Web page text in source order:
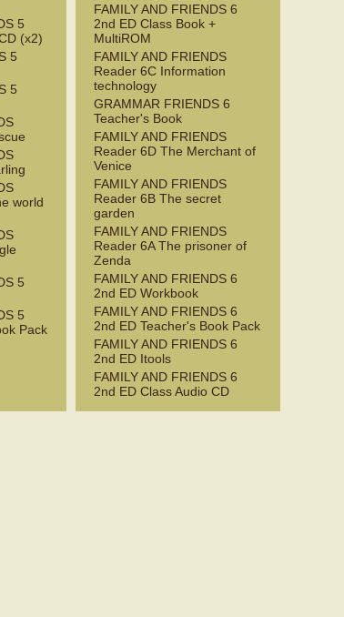
5
(x2)
5
5
world
5
5
Pack
FAMILY AND FRIENDS 6
2nd ED Class Book +
MultiROM
FAMILY AND FRIENDS
Reader 6C Information
technology
GRAMMAR FRIENDS 6
Teacher's Book
FAMILY AND FRIENDS
Reader 6D The Merchant of
Venice
FAMILY AND FRIENDS
Reader 6B The secret
garden
FAMILY AND FRIENDS
Reader 6A The prisoner of
Zenda
FAMILY AND FRIENDS 6
2nd ED Workbook
FAMILY AND FRIENDS 6
2nd ED Teacher's Book Pack
FAMILY AND FRIENDS 6
2nd ED Itools
FAMILY AND FRIENDS 6
2nd ED Class Audio CD